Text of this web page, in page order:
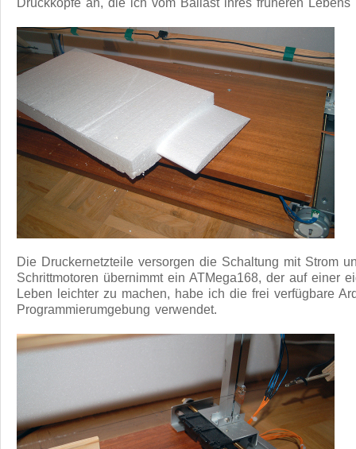
Die Druckernetzteile versorgen die Schaltung mit Strom
Schrittmotoren übernimmt ein ATMega168, der auf einer
Leben leichter zu machen, habe ich die frei verfügbare
Programmierumgebung verwendet.